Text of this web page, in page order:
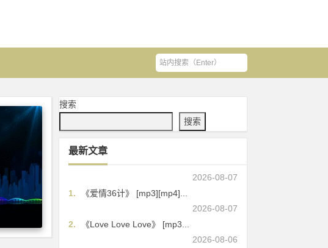
搜索
搜索
最新文章
2026-08-07
1.
《爱情36计》 [mp3][mp4]...
2026-08-07
2.
《Love Love Love》 [mp3...
2026-08-06